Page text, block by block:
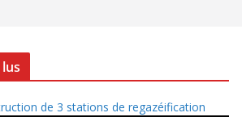
de 3 stations de regazéification